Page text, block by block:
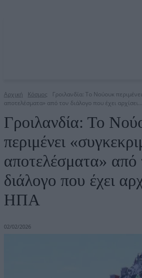
Αρχική Κόσμος
Γροιλανδία: Το Νούουκ
αποτελέσματα» από τον διάλογο που έχει αρχίσει...
Γροιλανδία: Το
περιμένει
αποτελέσματα» από
διάλογο που έχει
ΗΠΑ
02/02/2026